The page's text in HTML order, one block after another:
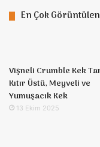
En Çok
Vişneli Crumble Kek
Kıtır Üstü, Meyveli ve
Yumuşacık Kek
13 Ekim 2025